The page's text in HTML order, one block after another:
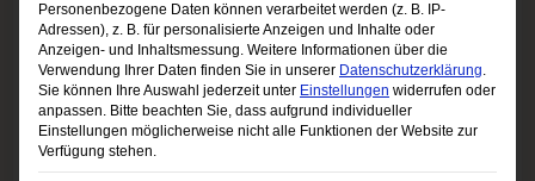
Tipps und Tricks für das gute Lebensgefühl
in jeder Jahreszeit
Im Winter hat man den Vorteil, dass es viele
Feste gibt, welche die lange, kalte Jahreszeit
Personenbezogene Daten können verarbeitet werden (z. B. IP-
Adressen), z. B. für personalisierte Anzeigen und Inhalte oder
Anzeigen- und Inhaltsmessung. Weitere Informationen über die
Verwendung Ihrer Daten finden Sie in unserer Datenschutzerklärung.
Sie können Ihre Auswahl jederzeit unter Einstellungen widerrufen oder
anpassen. Bitte beachten Sie, dass aufgrund individueller
Einstellungen möglicherweise nicht alle Funktionen der Website zur
Verfügung stehen.